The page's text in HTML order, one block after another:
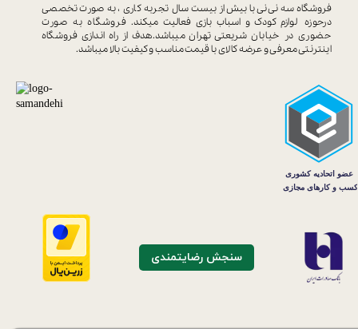
فروشگاه سه نی نی با بیش از بیست سال تجربه کاری ، به صورت تخصصی
درحوزه لوازم کودک و اسباب بازی فعالیت میکند. فروشگاه به صورت
حضوری در خیابان شریعتی تهران میباشد.هدف از راه اندازی فروشگاه
اینترنتی معرفی و عرضه کالای باقیمت مناسب و کیفیت بالا میباشد.
سنجش رضایتمندی